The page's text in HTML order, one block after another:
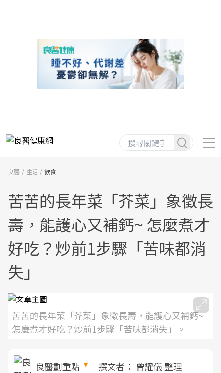
良醫 生活 飲食
苦苦的長年菜「芥菜」象徵長
壽，能護心又補鈣~ 怎麼煮才
好吃？炒前1步驟「苦味都消
失」
苦苦的長年菜「芥菜」象徵長壽，能護心又補鈣~
怎麼煮才好吃？炒前1步驟「苦味都消失」。
良醫劃重點 撰文者： 曾耀儀 整理